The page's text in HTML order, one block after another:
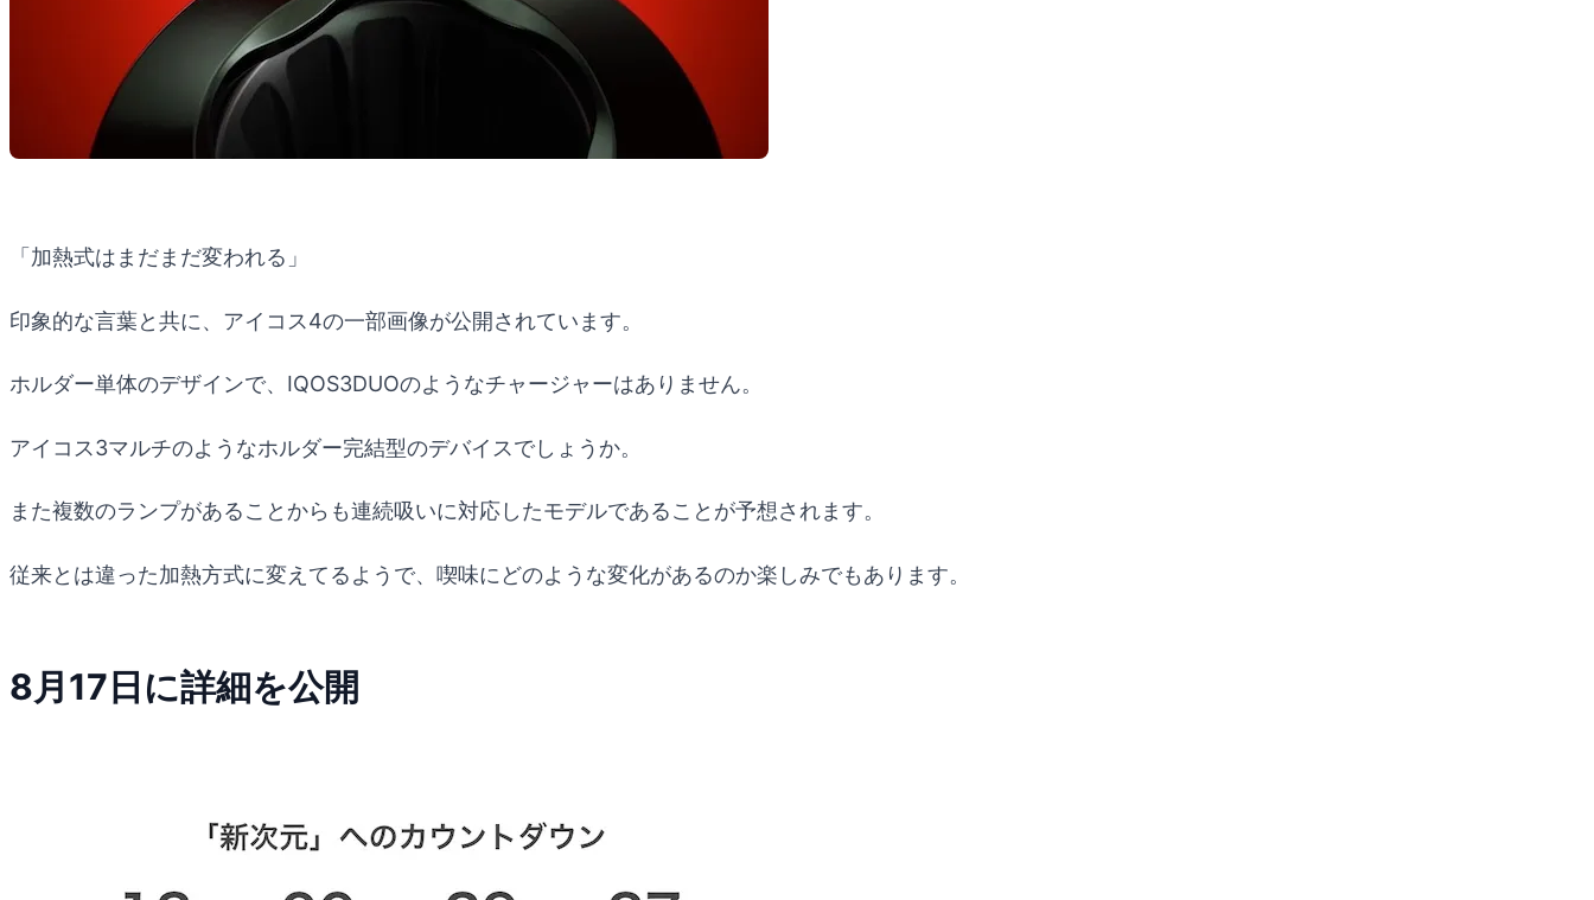
「加熱式はまだまだ変われる」
印象的な言葉と共に、アイコス4の一部画像が公開されています。
ホルダー単体のデザインで、IQOS3DUOのようなチャージャーはありません。
アイコス3マルチのようなホルダー完結型のデバイスでしょうか。
また複数のランプがあることからも連続吸いに対応したモデルであることが予想されます。
従来とは違った加熱方式に変えてるようで、喫味にどのような変化があるのか楽しみでもあります。
8月17日に詳細を公開